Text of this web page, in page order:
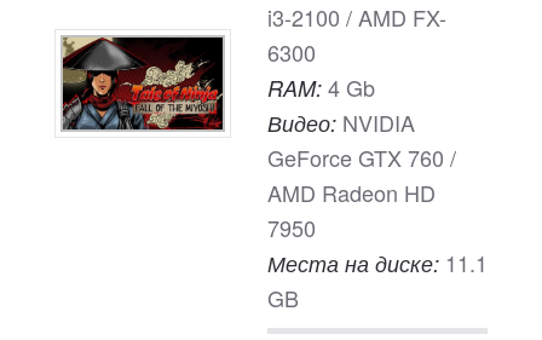
i3-2100 / AMD FX-
6300
RAM: 4 Gb
Видео: NVIDIA
GeForce GTX 760 /
AMD Radeon HD
7950
Места на диске: 11.1
GB